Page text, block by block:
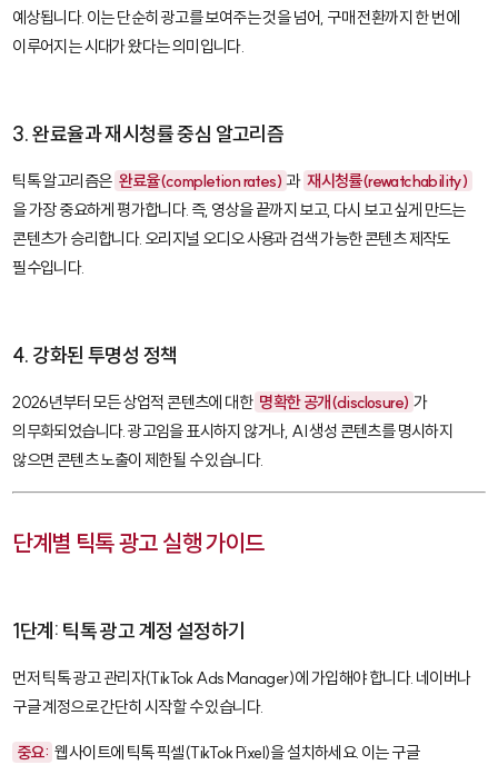
예상됩니다. 이는 단순히 광고를 보여주는 것을 넘어, 구매 전환까지 한 번에
이루어지는 시대가 왔다는 의미입니다.
3. 완료율과 재시청률 중심 알고리즘
틱톡 알고리즘은 완료율(completion rates) 과 재시청률(rewatchability)
을 가장 중요하게 평가합니다. 즉, 영상을 끝까지 보고, 다시 보고 싶게 만드는
콘텐츠가 승리합니다. 오리지널 오디오 사용과 검색 가능한 콘텐츠 제작도
필수입니다.
4. 강화된 투명성 정책
2026년부터 모든 상업적 콘텐츠에 대한 명확한 공개(disclosure) 가
의무화되었습니다. 광고임을 표시하지 않거나, AI 생성 콘텐츠를 명시하지
않으면 콘텐츠 노출이 제한될 수 있습니다.
단계별 틱톡 광고 실행 가이드
1단계: 틱톡 광고 계정 설정하기
먼저 틱톡 광고 관리자(TikTok Ads Manager)에 가입해야 합니다. 네이버나
구글 계정으로 간단히 시작할 수 있습니다.
중요: 웹사이트에 틱톡 픽셀(TikTok Pixel)을 설치하세요. 이는 구글